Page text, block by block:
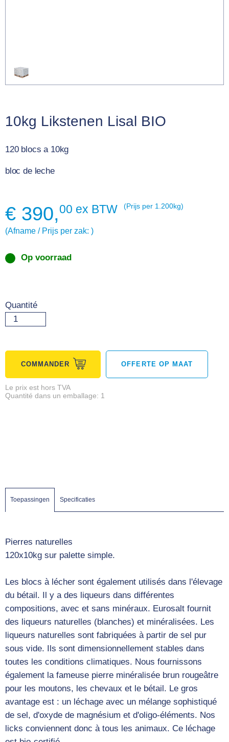
10kg Likstenen Lisal BIO
120 blocs a 10kg
bloc de leche
€ 390,00 ex BTW (Prijs per 1.200kg)
(Afname / Prijs per zak: )
Op voorraad
Quantité
COMMANDER OFFERTE OP MAAT
Le prix est hors TVA
Quantité dans un emballage: 1
Toepassingen Specificaties
Pierres naturelles
120x10kg sur palette simple.
Les blocs à lécher sont également utilisés dans l'élevage
du bétail. Il y a des liqueurs dans différentes
compositions, avec et sans minéraux. Eurosalt fournit
des liqueurs naturelles (blanches) et minéralisées. Les
liqueurs naturelles sont fabriquées à partir de sel pur
sous vide. Ils sont dimensionnellement stables dans
toutes les conditions climatiques. Nous fournissons
également la fameuse pierre minéralisée brun rougeâtre
pour les moutons, les chevaux et le bétail. Le gros
avantage est : un léchage avec un mélange sophistiqué
de sel, d'oxyde de magnésium et d'oligo-éléments. Nos
licks conviennent donc à tous les animaux. Ce léchage